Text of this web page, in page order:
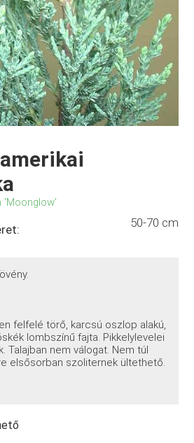
'Moonglow'
50-70 cm
felfelé törő, karcsú oszlop alakú,
lombszínű fajta. Pikkelylevelei
Talajban nem válogat. Nem túl
elsősorban szoliternek ültethető.